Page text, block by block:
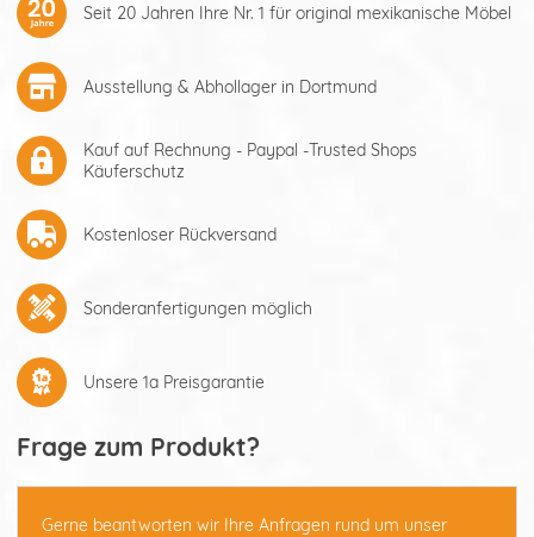
Seit 20 Jahren Ihre Nr. 1 für original mexikanische Möbel
Ausstellung & Abhollager in Dortmund
Kauf auf Rechnung - Paypal -Trusted Shops
Käuferschutz
Kostenloser Rückversand
Sonderanfertigungen möglich
Unsere 1a Preisgarantie
Frage zum Produkt?
Gerne beantworten wir Ihre Anfragen rund um unser